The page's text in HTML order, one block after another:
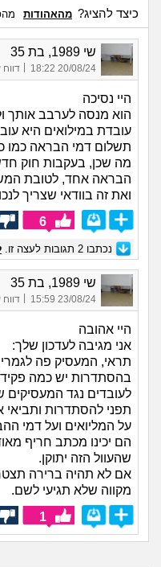
כיצד להציג? מהאהודות
שי 1989, בת 35
20/08/24 18:22
|
היי נסיכה
הוא מנסה לערבב אותך
עובדת במילואים היא
תשלום דמי הבראה כמו
מה שכן, בעקבות חוק
הבראה אחד, לטובת
ואת זה בוודאי שצריך
6
נכתבו 2 תגובות לעצה זו.
שי 1989, בת 35
23/08/24 15:59
היי אהובה
אני מגיבה לעדכון שלך:
תראי, המעסיק פה
בהסתדרות יש כמה
לעובדים נגד המעסיקים
תפני להסתדרות
על המליואים ועל דמי
הם יכינו מכתב חריף
שהעוול הזה יתוקן.
אם לא תהיה ברירה
מקווה שלא תגיעי לשם.
1